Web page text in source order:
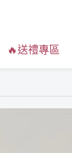
🔥送禮專區